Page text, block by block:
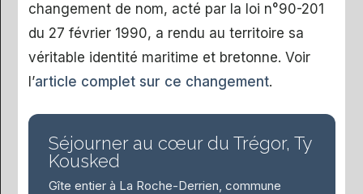
changement de nom, acté par la loi n°90-201
du 27 février 1990, a rendu au territoire sa
véritable identité maritime et bretonne. Voir
l’article complet sur ce changement.
Séjourner au cœur du Trégor, Ty
Kousked
Gîte entier à La Roche-Derrien, commune